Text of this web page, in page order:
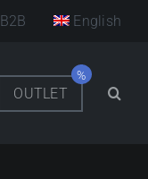
B2B English
OUTLET